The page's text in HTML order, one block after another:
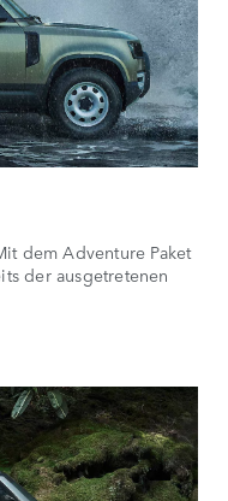
dem Adventure Paket
der ausgetretenen